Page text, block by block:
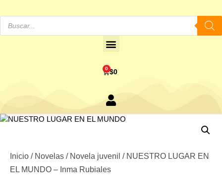
$0
0
Inicio / Novelas / Novela juvenil / NUESTRO LUGAR EN
EL MUNDO – Inma Rubiales